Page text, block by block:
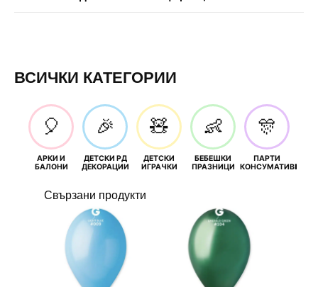
ВСИЧКИ КАТЕГОРИИ
🎈
АРКИ И
БАЛОНИ
🎉
ДЕТСКИ РД
ДЕКОРАЦИИ
🧸
ДЕТСКИ
ИГРАЧКИ
👶
БЕБЕШКИ
ПРАЗНИЦИ
🎊
ПАРТИ
КОНСУМАТИВИ
Свързани продукти